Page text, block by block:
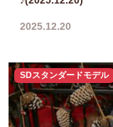
2025.12.20
SDスタンダードモデル